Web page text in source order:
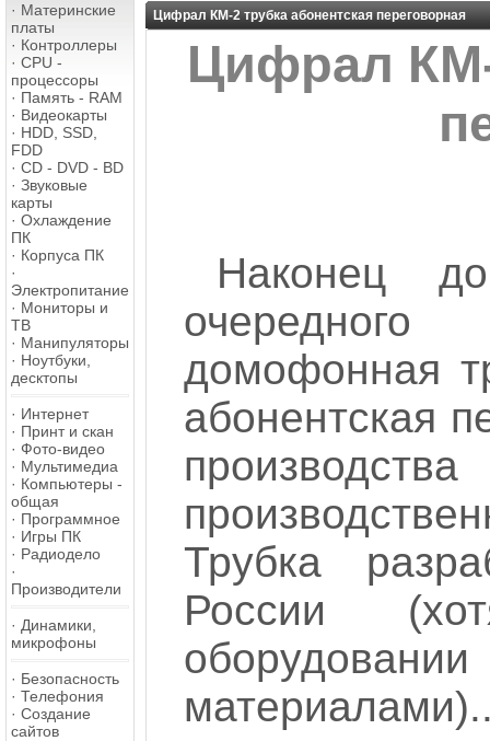
· Материнские
платы
· Контроллеры
· CPU -
процессоры
· Память - RAM
· Видеокарты
· HDD, SSD,
FDD
· CD - DVD - BD
· Звуковые
карты
· Охлаждение
ПК
· Корпуса ПК
·
Электропитание
· Мониторы и
ТВ
· Манипуляторы
· Ноутбуки,
десктопы
· Интернет
· Принт и скан
· Фото-видео
· Мультимедиа
· Компьютеры -
общая
· Программное
· Игры ПК
· Радиодело
·
Производители
· Динамики,
микрофоны
· Безопасность
· Телефония
· Создание
сайтов
Цифрал КМ-2 трубка абонентская переговорная
Цифрал КМ-
Наконец
домофонная
абонентская
Трубка
России